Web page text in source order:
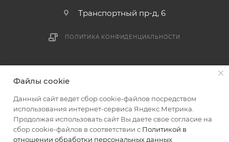
отказаться от доставки. Стоимость повторной
Доставка заказов по России не осуществляется.
Транспортный пр-д, 6
ПОЛИТИКА КОНФИДЕНЦИАЛЬНОСТИ
Файлы cookie
Данный сайт ведет сбор cookie-файлов посредством
использования интернет-сервиса Яндекс.Метрика.
Продолжая использовать сайт Вы даете свое согласие на
сбор cookie-файлов в соответствии с Политикой в
отношении обработки персональных данных